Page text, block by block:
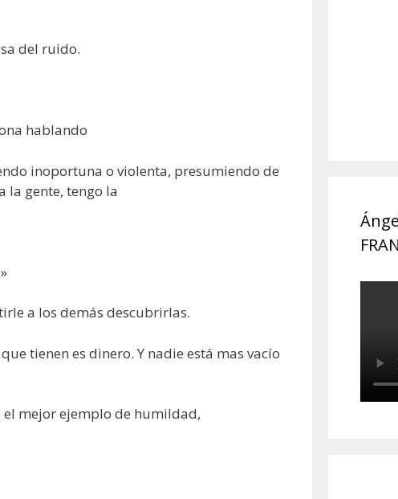
del ruido.
hablando
inoportuna o violenta, presumiendo de
la gente, tengo la
a los demás descubrirlas.
tienen es dinero. Y nadie está mas vacío
el mejor ejemplo de humildad,